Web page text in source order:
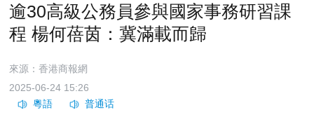
逾30高級公務員參與國家事務研習課
程 楊何蓓茵：冀滿載而歸
來源：香港商報網
2025-06-24 15:26